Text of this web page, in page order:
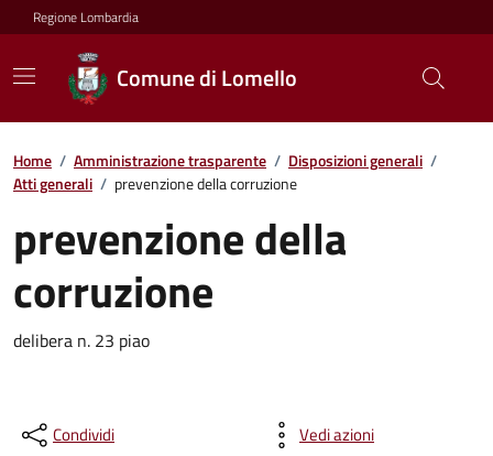
Regione Lombardia
Comune di Lomello
Home / Amministrazione trasparente / Disposizioni generali /
Atti generali / prevenzione della corruzione
prevenzione della
corruzione
delibera n. 23 piao
Condividi Vedi azioni